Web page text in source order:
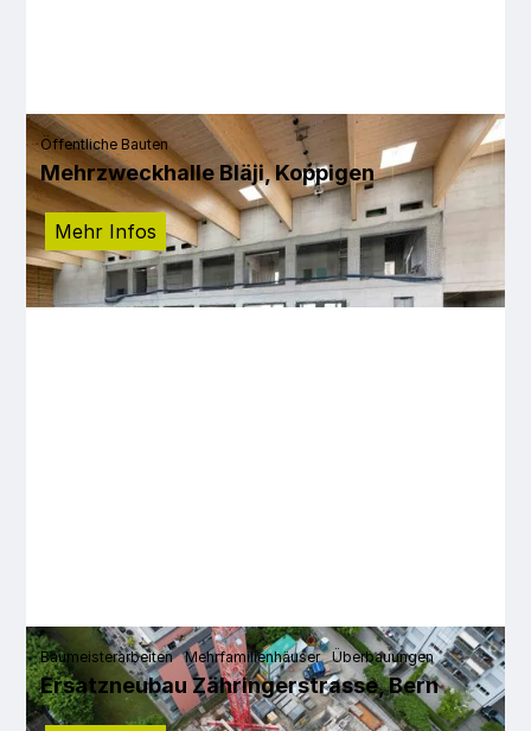
Öffentliche Bauten
Mehrzweckhalle Bläji, Koppigen
Mehr Infos
Baumeisterarbeiten Mehrfamilienhäuser Überbauungen
Ersatzneubau Zähringerstrasse, Bern